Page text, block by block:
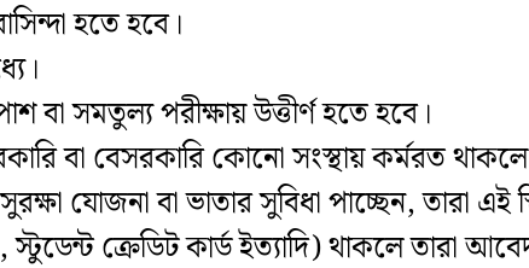
হতে হবে।
বা সমতুল্য পরীক্ষায় উত্তীর্ণ হতে হবে।
বা বেসরকারি কোনো সংস্থায় কর্মরত
যোজনা বা ভাতার সুবিধা পাচ্ছেন, তারা
স্টুডেন্ট ক্রেডিট কার্ড ইত্যাদি) থাকলে তারা